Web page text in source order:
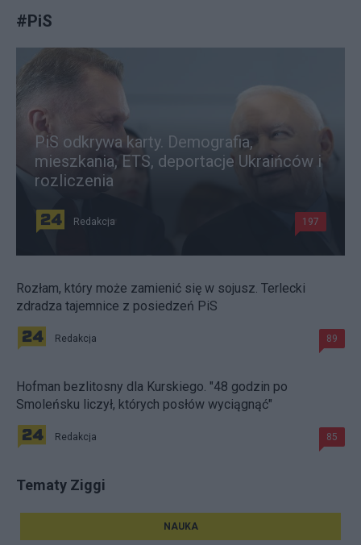
#PiS
PiS odkrywa karty. Demografia,
mieszkania, ETS, deportacje Ukraińców i
rozliczenia
Redakcja 197
Rozłam, który może zamienić się w sojusz. Terlecki
zdradza tajemnice z posiedzeń PiS
Redakcja 89
Hofman bezlitosny dla Kurskiego. "48 godzin po
Smoleńsku liczył, których posłów wyciągnąć"
Redakcja 85
Tematy Ziggi
NAUKA